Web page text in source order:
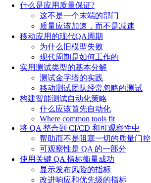
什么是应用质量保证?
这不是一个末端的部门
质量应该加速，而不是减速
移动应用的现代QA周期
为什么旧模型失败
现代周期是如何工作的
实用测试类型的基本分解
测试金字塔的实践
移动测试团队经常忽略的测试
构建智能测试自动化策略
什么应该首先自动化
Where common tools fit
将 QA 整合到 CI/CD 和可观察性中
帮助而不是阻塞一切的质量门控
可观察性是 QA 的一部分
使用关键 QA 指标衡量成功
显示发布风险的指标
改进响应和优先级的指标